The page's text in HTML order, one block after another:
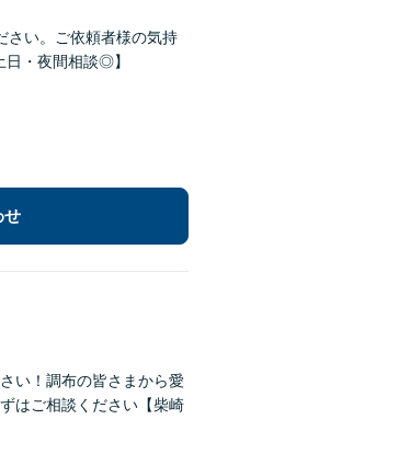
さい。ご依頼者様の気持
・夜間相談◎】
せ
い！調布の皆さまから愛
はご相談ください【柴崎